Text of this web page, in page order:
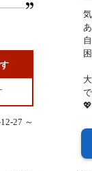
27 ～
💖